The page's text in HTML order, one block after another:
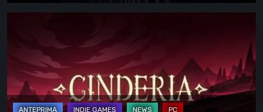
provato
l’Early
Access:
una